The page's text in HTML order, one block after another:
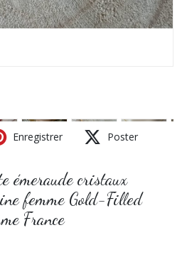
Enregistrer Poster
émeraude cristaux
femme Gold-Filled
France